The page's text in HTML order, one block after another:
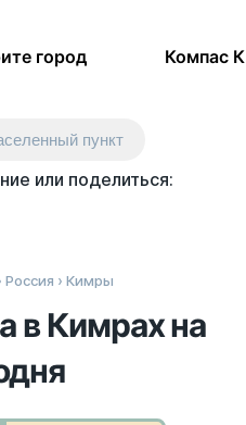
город Компас
пункт
или поделиться:
Россия › Кимры
в Кимрах на